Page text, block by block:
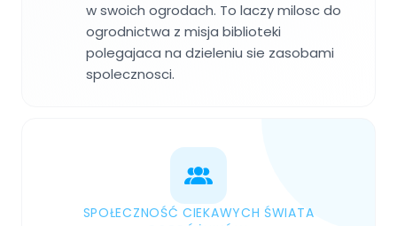
w swoich ogrodach. To laczy milosc do
ogrodnictwa z misja biblioteki
polegajaca na dzieleniu sie zasobami
spolecznosci.
SPOŁECZNOŚĆ CIEKAWYCH ŚWIATA